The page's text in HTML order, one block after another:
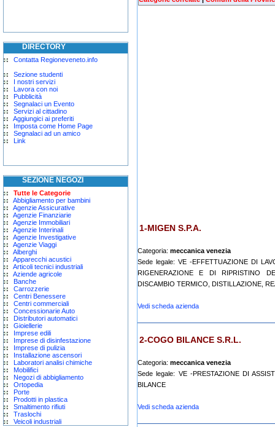
DIRECTORY
Contatta Regioneveneto.info
Sezione studenti
I nostri servizi
Lavora con noi
Pubblicità
Segnalaci un Evento
Servizi al cittadino
Aggiungici ai preferiti
Imposta come Home Page
Segnalaci ad un amico
Link
SEZIONE NEGOZI
Tutte le Categorie
Abbigliamento per bambini
Agenzie Assicurative
Agenzie Finanziarie
Agenzie Immobiliari
Agenzie Interinali
Agenzie Investigative
Agenzie Viaggi
Alberghi
Apparecchi acustici
Articoli tecnici industriali
Aziende agricole
Banche
Carrozzerie
Centri Benessere
Centri commerciali
Concessionarie Auto
Distributori automatici
Gioiellerie
Imprese edili
Imprese di disinfestazione
Imprese di pulizia
Installazione ascensori
Laboratori analisi chimiche
Mobilifici
Negozi di abbigliamento
Ortopedia
Porte
Prodotti in plastica
Smaltimento rifiuti
Traslochi
Veicoli industriali
1-MIGEN S.P.A.
Categoria: meccanica venezia
Sede legale: VE -EFFETTUAZIONE DI
RIGENERAZIONE E DI RIPRISTINO
DISCAMBIO TERMICO, DISTILLAZIONE,
Vedi scheda azienda
2-COGO BILANCE S.R.L.
Categoria: meccanica venezia
Sede legale: VE -PRESTAZIONE DI
BILANCE
Vedi scheda azienda